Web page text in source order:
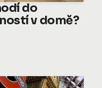
do
v domě?